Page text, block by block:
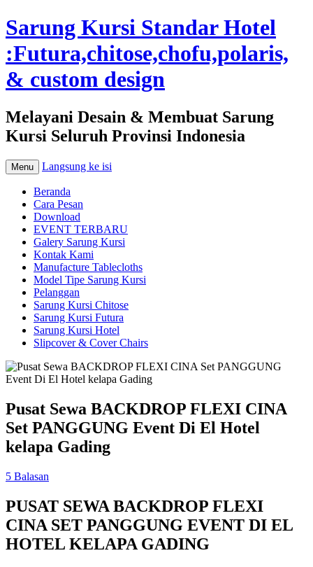
Sarung Kursi Standar Hotel
:Futura,chitose,chofu,polaris,
& custom design
Melayani Desain & Membuat Sarung
Kursi Seluruh Provinsi Indonesia
Menu Langsung ke isi
Beranda
Cara Pesan
Download
EVENT TERBARU
Galery Sarung Kursi
Kontak Kami
Manufacture Tablecloths
Model Tipe Sarung Kursi
Pelanggan
Sarung Kursi Chitose
Sarung Kursi Futura
Sarung Kursi Hotel
Slipcover & Cover Chairs
Pusat Sewa BACKDROP FLEXI CINA
Set PANGGUNG Event Di El Hotel
kelapa Gading
5 Balasan
PUSAT SEWA BACKDROP FLEXI
CINA SET PANGGUNG EVENT DI EL
HOTEL KELAPA GADING